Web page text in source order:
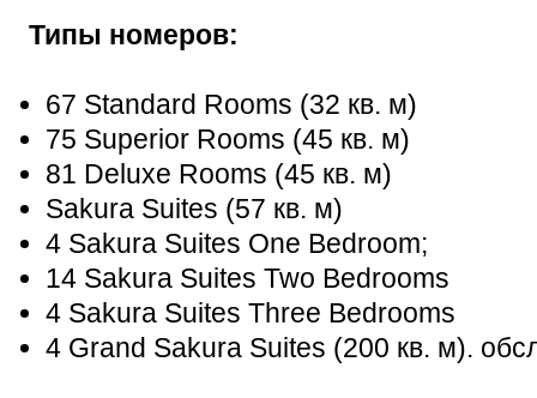
Типы номеров:
67 Standard Rooms (32 кв. м)
75 Superior Rooms (45 кв. м)
81 Deluxe Rooms (45 кв. м)
Sakura Suites (57 кв. м)
4 Sakura Suites One Bedroom;
14 Sakura Suites Two Bedrooms
4 Sakura Suites Three Bedrooms
4 Grand Sakura Suites (200 кв. м).